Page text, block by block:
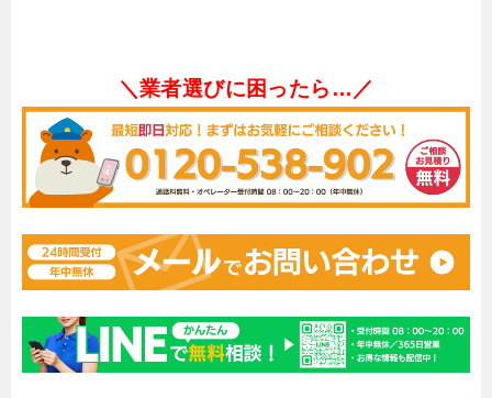
＼業者選びに困ったら…／